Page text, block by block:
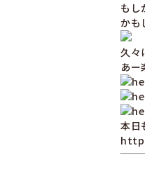
もし
かも
久々
あー
本日